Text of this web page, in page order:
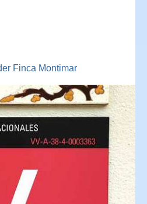
Finca Montimar